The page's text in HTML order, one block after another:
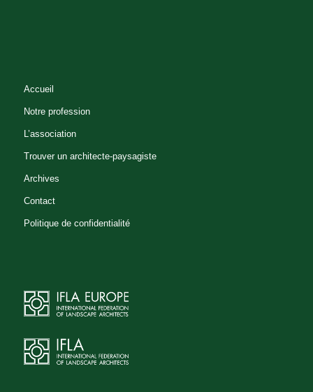
Accueil
Notre profession
L’association
Trouver un architecte-paysagiste
Archives
Contact
Politique de confidentialité